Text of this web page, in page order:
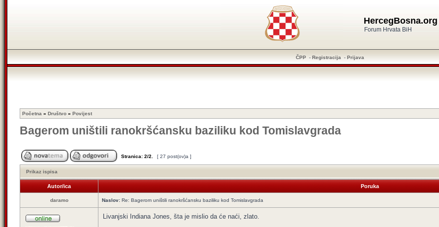
HercegBosna.org
Forum Hrvata BiH
ČPP - Registracija - Prijava
Početna » Društvo » Povijest
Bagerom uništili ranokršćansku baziliku kod Tomislavgrada
Stranica: 2/2 [ 27 post(ov)a ]
Prikaz ispisa
Autor/ica Poruka
daramo Naslov: Re: Bagerom uništili ranokršćansku baziliku kod Tomislavgrada
Livanjski Indiana Jones, šta je mislio da će naći, zlato.